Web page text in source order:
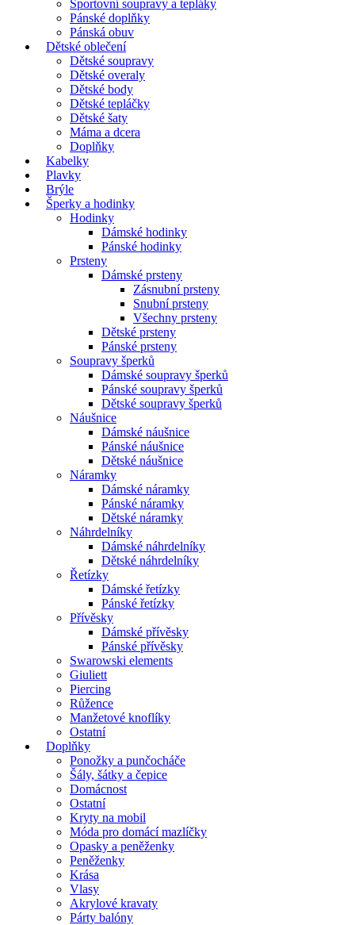
Sportovní soupravy a tepláky
Pánské doplňky
Pánská obuv
Dětské oblečení
Dětské soupravy
Dětské overaly
Dětské body
Dětské tepláčky
Dětské šaty
Máma a dcera
Doplňky
Kabelky
Plavky
Brýle
Šperky a hodinky
Hodinky
Dámské hodinky
Pánské hodinky
Prsteny
Dámské prsteny
Zásnubní prsteny
Snubní prsteny
Všechny prsteny
Dětské prsteny
Pánské prsteny
Soupravy šperků
Dámské soupravy šperků
Pánské soupravy šperků
Dětské soupravy šperků
Náušnice
Dámské náušnice
Pánské náušnice
Dětské náušnice
Náramky
Dámské náramky
Pánské náramky
Dětské náramky
Náhrdelníky
Dámské náhrdelníky
Dětské náhrdelníky
Řetízky
Dámské řetízky
Pánské řetízky
Přívěsky
Dámské přívěsky
Pánské přívěsky
Swarowski elements
Giuliett
Piercing
Růžence
Manžetové knoflíky
Ostatní
Doplňky
Ponožky a punčocháče
Šály, šátky a čepice
Domácnost
Ostatní
Kryty na mobil
Móda pro domácí mazlíčky
Opasky a peněženky
Peněženky
Krása
Vlasy
Akrylové kravaty
Párty balóny